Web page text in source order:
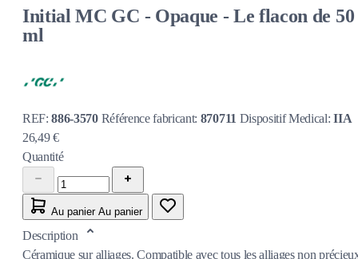
Initial MC GC - Opaque - Le flacon de 50
ml
REF:886-3570 Référence fabricant: 870711 Dispositif Medical:IIA
26,49 €
Quantité
Au panier Au panier
Description
Céramique sur alliages. Compatible avec tous les alliages non